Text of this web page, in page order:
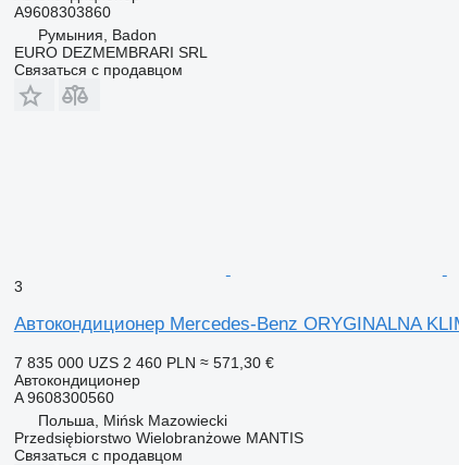
A9608303860
Румыния, Badon
EURO DEZMEMBRARI SRL
Связаться с продавцом
3
Автокондиционер Mercedes-Benz ORYGINALNA
7 835 000 UZS 2 460 PLN ≈ 571,30 €
Автокондиционер
A 9608300560
Польша, Mińsk Mazowiecki
Przedsiębiorstwo Wielobranżowe MANTIS
Связаться с продавцом